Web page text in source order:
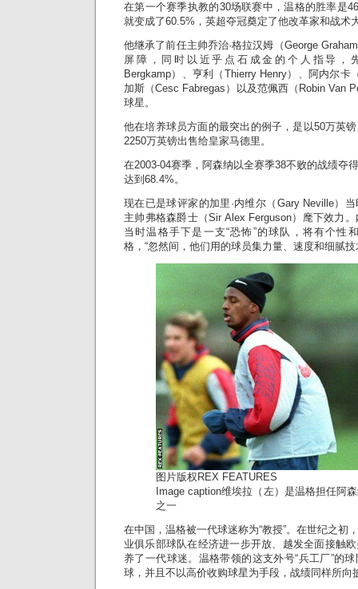
在第一个赛季执教的30场联赛中，温格的胜率是
就变成了60.5%，英超夺冠奠定了他改革家和战术
他继承了前任主帅乔治·格拉汉姆（George
屏障，同时以近乎点石成金的个人指导，
Bergkamp）、亨利（Thierry Henry）、阿内尔卡
加斯（Cesc Fabregas）以及范佩西（Robin Van
球星。
他在培养球员方面的最突出的例子，是以50万英
2250万英镑出售给皇家马德里。
在2003-04赛季，阿森纳以全赛季38不败的战绩夺
达到68.4%。
现在已是球评家的加里·内维尔（Gary Neville）
主帅弗格森爵士（Sir Alex Ferguson）麾下效力
当时温格手下是一支“恐怖”的球队，将有个性
格，“忽然间，他们用的球员集力量、速度和细腻技
图片版权 REX FEATURES
Image caption维埃拉（左）是温格担任阿
之一
在中国，温格被一代球迷称为“教授”。在世纪之初
业俱乐部球队在经济进一步开放、越发全面接触
养了一代球迷。温格带领的这支外号“兵工厂”的
球，并且不以高价收购球星为手段，战绩同样所向